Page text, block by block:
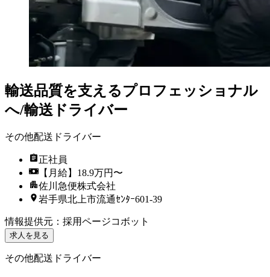
輸送品質を支えるプロフェッショナル
へ/輸送ドライバー
その他配送ドライバー
正社員
【月給】18.9万円〜
佐川急便株式会社
岩手県北上市流通ｾﾝﾀｰ601-39
情報提供元 ： 採用ページコボット
求人を見る
その他配送ドライバー